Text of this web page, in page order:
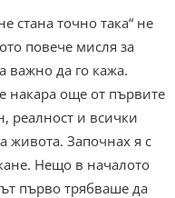
стана точно така“ не
повече мисля за
важно да го кажа.
накара още от първите
реалност и всички
живота. Започнах я с
Нещо в началото
първо трябваше да